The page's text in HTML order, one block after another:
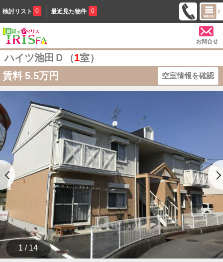
検討リスト 0 最近見た物件 0
お問合せ
ハイツ池田Ｄ（1室）
賃料 5.5万円 空室情報を確認
1 / 14